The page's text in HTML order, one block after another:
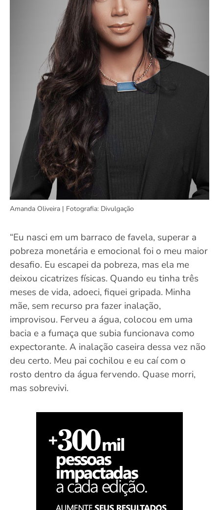
Amanda Oliveira | Fotografia: Divulgação
“Eu nasci em um barraco de favela, superar a
pobreza monetária e emocional foi o meu maior
desafio. Eu escapei da pobreza, mas ela me
deixou cicatrizes físicas. Quando eu tinha três
meses de vida, adoeci, fiquei gripada. Minha
mãe, sem recurso pra fazer inalação,
improvisou. Ferveu a água, colocou em uma
bacia e a fumaça que subia funcionava como
expectorante. A inalação caseira dessa vez não
deu certo. Meu pai cochilou e eu caí com o
rosto dentro da água fervendo. Quase morri,
mas sobrevivi.